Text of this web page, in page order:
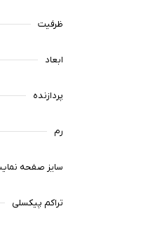
ظرفیت
ابعاد
پردازنده
رم
سایز صفحه
تراکم پیکسلی